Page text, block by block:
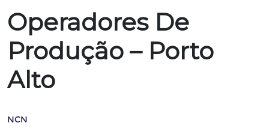
Operadores De
Produção – Porto
Alto
NCN